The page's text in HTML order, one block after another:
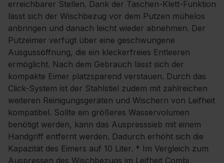
erreichbarer Stellen. Dank der Taschen-Klett-Funktion
lässt sich der Wischbezug vor dem Putzen mühelos
anbringen und danach leicht wieder abnehmen. Der
Putzeimer verfügt über eine geschwungene
Ausgussöffnung, die ein kleckerfreies Entleeren
ermöglicht. Nach dem Gebrauch lässt sich der
kompakte Eimer platzsparend verstauen. Durch das
Click-System ist der Stahlstiel zudem mit zahlreichen
weiteren Reinigungsgeräten und Wischern von Leifheit
kompatibel. Sollte ein größeres Wasservolumen
benötigt werden, kann das Auspresssieb mit einem
Handgriff entfernt werden. Dadurch erhöht sich die
Kapazität des Eimers auf 10 Liter. * Im Vergleich zum
Auspressen des Wischbezugs im Leifheit Combi